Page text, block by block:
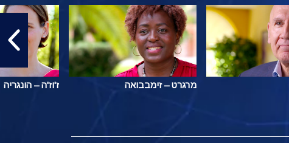
מרגרט – זימבבואה ז'וז'ה – הונגריה